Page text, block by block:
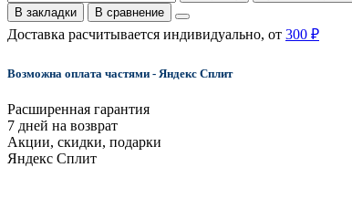
В закладки
В сравнение
Доставка расчитывается индивидуально, от 300 ₽
Возможна оплата частями - Яндекс Сплит
Расширенная гарантия
7 дней на возврат
Акции, скидки, подарки
Яндекс Сплит